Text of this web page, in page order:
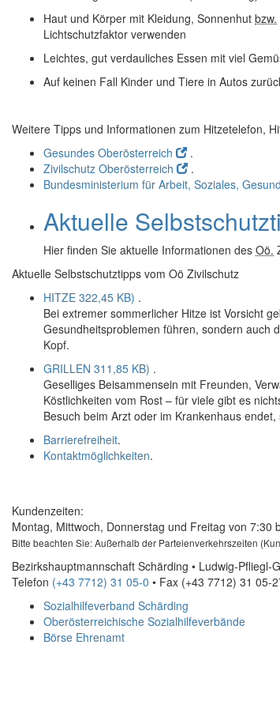
Haut und Körper mit Kleidung, Sonnenhut bzw.
Lichtschutzfaktor verwenden
Leichtes, gut verdauliches Essen mit viel
Auf keinen Fall Kinder und Tiere in Autos
Weitere Tipps und Informationen zum Hitzetelefon,
Gesundes Oberösterreich
.
Zivilschutz Oberösterreich
.
Bundesministerium für Arbeit, Soziales,
Aktuelle
Hier finden Sie aktuelle Informationen des Oö.
Aktuelle Selbstschutztipps vom Oö Zivilschutz
HITZE 322,45 KB) .
Bei extremer sommerlicher Hitze ist Vorsicht
Gesundheitsproblemen führen, sondern auch
Kopf.
GRILLEN 311,85 KB) .
Geselliges Beisammensein mit Freunden,
Köstlichkeiten vom Rost – für viele gibt es
Besuch beim Arzt oder im Krankenhaus
Barrierefreiheit.
Kontaktmöglichkeiten.
Kundenzeiten:
Montag, Mittwoch, Donnerstag und Freitag von
Bitte beachten Sie: Außerhalb der Parteienverkehrszeiten
Bezirkshauptmannschaft Schärding • Ludwig-Pfliegl-
Telefon (+43 7712) 31 05-0 • Fax (+43 7712) 31 05-
Sozialhilfeverband Schärding
Oberösterreichische Sozialhilfeverbände
Börse Ehrenamt